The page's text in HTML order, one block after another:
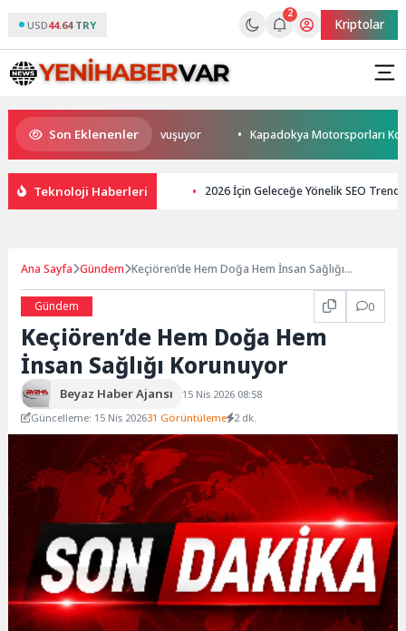
USD44.64 TRY
2
Kriptolar
Son Eklenenler
tarihi çeşmelerine kavuşuyor Kapadokya Motorsporları
Teknoloji Haberleri 2026 İçin Geleceğe Yönelik SEO
Ana Sayfa Gündem Keçiören’de Hem Doğa Hem İnsan Sağlığı
Gündem
0
Keçiören’de Hem Doğa Hem
İnsan Sağlığı Korunuyor
Beyaz Haber Ajansı
15 Nis 2026 08:58
Güncelleme: 15 Nis 202631 Görüntüleme 2 dk.